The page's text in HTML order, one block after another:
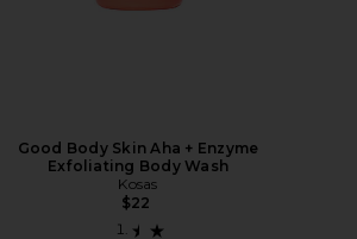
Good Body Skin Aha + Enzyme
Exfoliating Body Wash
Kosas
$22